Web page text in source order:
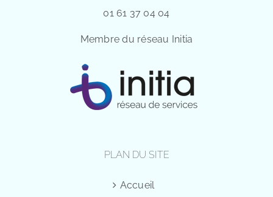
01 61 37 04 04
Membre du réseau Initia
PLAN DU SITE
Accueil